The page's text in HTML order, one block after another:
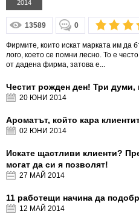
2014
13589 0
Фирмите, които искат марката им да
лого, което се помни лесно. То е
от дадена фирма, затова е...
Честит рожден ден! Три думи,
20 ЮНИ 2014
Ароматът, който кара
02 ЮНИ 2014
Искате щастливи клиенти?
могат да си я позволят!
27 МАЙ 2014
11 работещи начина да
12 МАЙ 2014